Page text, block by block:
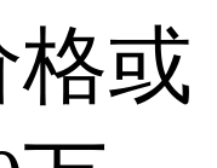
格或